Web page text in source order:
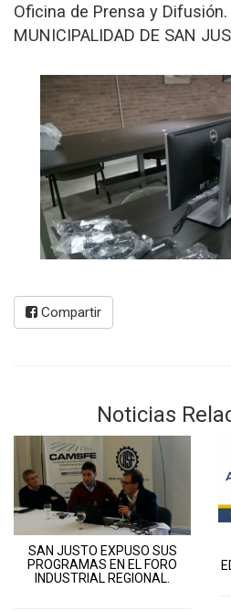
Oficina de Prensa y Difusión.
MUNICIPALIDAD DE SAN
Compartir
Noticias
SAN JUSTO EXPUSO SUS
PROGRAMAS EN EL FORO
INDUSTRIAL REGIONAL.